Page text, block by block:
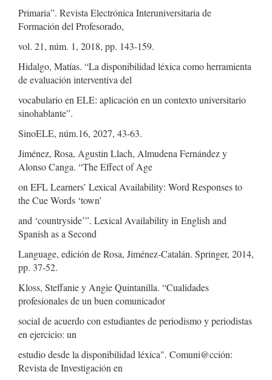
Primaria”. Revista Electrónica Interuniversitaria de
Formación del Profesorado,
vol. 21, núm. 1, 2018, pp. 143-159.
Hidalgo, Matías. “La disponibilidad léxica como herramienta
de evaluación interventiva del
vocabulario en ELE: aplicación en un contexto universitario
sinohablante”.
SinoELE, núm.16, 2027, 43-63.
Jiménez, Rosa, Agustin Llach, Almudena Fernández y
Alonso Canga. “The Effect of Age
on EFL Learners’ Lexical Availability: Word Responses to
the Cue Words ‘town’
and ‘countryside’”. Lexical Availability in English and
Spanish as a Second
Language, edición de Rosa, Jiménez-Catalán. Springer, 2014,
pp. 37-52.
Kloss, Steffanie y Angie Quintanilla. “Cualidades
profesionales de un buen comunicador
social de acuerdo con estudiantes de periodismo y periodistas
en ejercicio: un
estudio desde la disponibilidad léxica". Comuni@cción:
Revista de Investigación en